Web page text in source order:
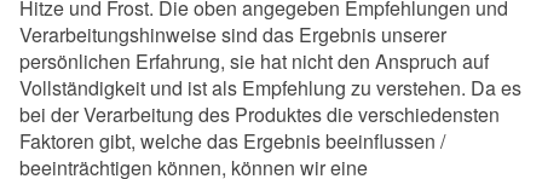
Hitze und Frost. Die oben angegeben Empfehlungen und
Verarbeitungshinweise sind das Ergebnis unserer
persönlichen Erfahrung, sie hat nicht den Anspruch auf
Vollständigkeit und ist als Empfehlung zu verstehen. Da es
bei der Verarbeitung des Produktes die verschiedensten
Faktoren gibt, welche das Ergebnis beeinflussen /
beeinträchtigen können, können wir eine